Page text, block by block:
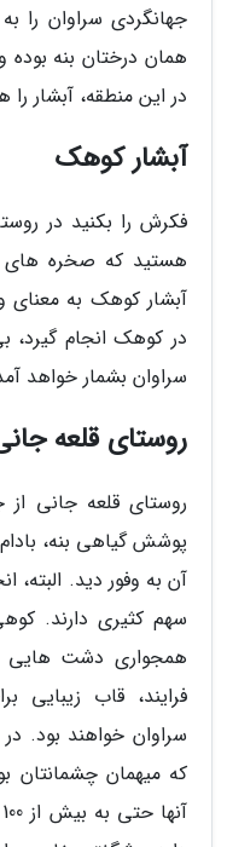
جهانگردی سراوان را
همان درختان بنه
در این منطقه، آبشار را
آبشار کوهک
فکرش را بکنید در
هستید که صخره
آبشار کوهک به معنای
در کوهک انجام
سراوان بشمار خواهد
روستای قلعه
روستای قلعه جانی
پوشش گیاهی بنه،
آن به وفور دید.
سهم کثیری دارند.
همجواری دشت هایی
فرایند، قاب زیبایی
سراوان خواهند بود.
که میهمان چشمانتان